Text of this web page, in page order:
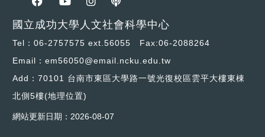
國立成功大學人文社會科學中心
Tel：06-2757575 ext.56055 Fax:06-2088264
Email：em56050@email.ncku.edu.tw
Add：70101 台南市東區大學路一號光復校區雲平大樓東棟
北側5樓(地理位置)
網站更新日期： 2026-08-07